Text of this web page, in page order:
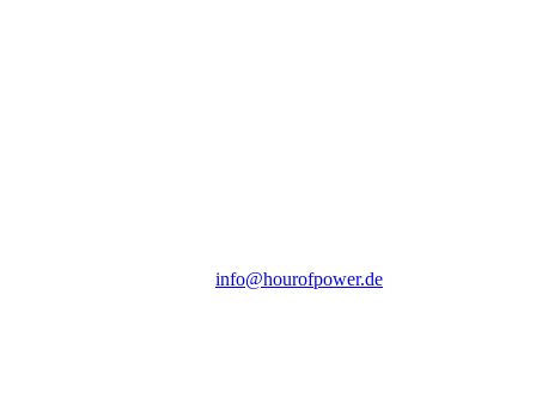
info@hourofpower.de